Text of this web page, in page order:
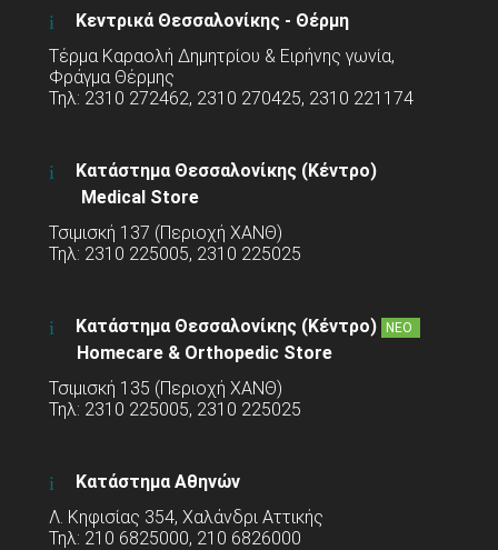
Κεντρικά Θεσσαλονίκης - Θέρμη
Τέρμα Καραολή Δημητρίου & Ειρήνης γωνία,
Φράγμα Θέρμης
Τηλ: 2310 272462, 2310 270425, 2310 221174
Κατάστημα Θεσσαλονίκης (Κέντρο)
Medical Store
Τσιμισκή 137 (Περιοχή ΧΑΝΘ)
Τηλ: 2310 225005, 2310 225025
Κατάστημα Θεσσαλονίκης (Κέντρο) ΝΕΟ
Homecare & Orthopedic Store
Τσιμισκή 135 (Περιοχή ΧΑΝΘ)
Τηλ: 2310 225005, 2310 225025
Κατάστημα Αθηνών
Λ. Κηφισίας 354, Χαλάνδρι Αττικής
Τηλ: 210 6825000, 210 6826000